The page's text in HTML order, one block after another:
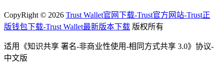
CopyRight © 2026 Trust Wallet官网下载-Trust官方网站-Trust正
版钱包下载-Trust Wallet最新版本下载 版权所有
适用《知识共享 署名-非商业性使用-相同方式共享 3.0》协议-
中文版